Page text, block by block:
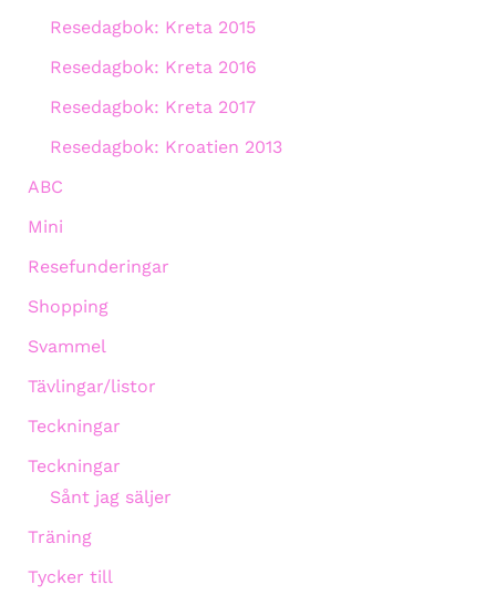
Resedagbok: Kreta 2015
Resedagbok: Kreta 2016
Resedagbok: Kreta 2017
Resedagbok: Kroatien 2013
ABC
Mini
Resefunderingar
Shopping
Svammel
Tävlingar/listor
Teckningar
Teckningar
Sånt jag säljer
Träning
Tycker till